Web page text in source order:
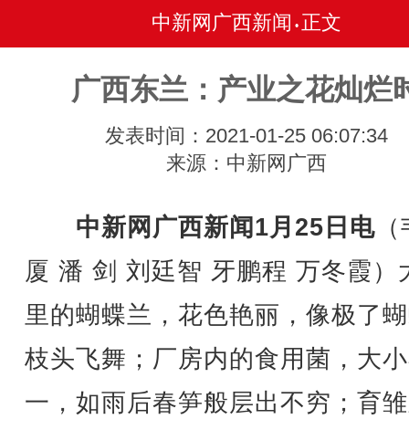
中新网广西新闻 • 正文
广西东兰：产业之花灿烂
发表时间：2021-01-25 06:07:34
来源：中新网广西
中新网广西新闻1月25日电
厦 潘 剑 刘廷智 牙鹏程 万冬霞）
里的蝴蝶兰，花色艳丽，像极了
枝头飞舞；厂房内的食用菌，大
一，如雨后春笋般层出不穷；育